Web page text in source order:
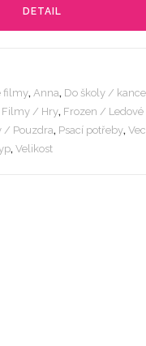
DETAIL
filmy,Anna, Do školy /
Filmy / Hry, Frozen / Ledové
/ Pouzdra, Psací potřeby,
,Velikost